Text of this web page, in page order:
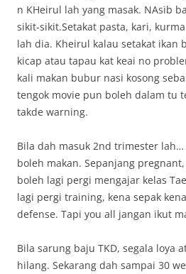
n KHeirul lah yang masak. NAsib
sikit-sikit.Setakat pasta, kari,
lah dia. Kheirul kalau setakat ikan
kicap atau tapau kat keai no
kali makan bubur nasi kosong
tengok movie pun boleh dalam tu
takde warning.
Bila dah masuk 2nd trimester
boleh makan. Sepanjang
boleh lagi pergi mengajar kelas
lagi pergi training, kena sepak
defense. Tapi you all jangan ikut
Bila sarung baju TKD, segala loya
hilang. Sekarang dah sampai 30